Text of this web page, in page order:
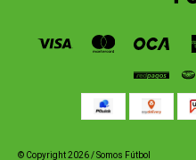
© Copyright 2026 / Somos Fútbol